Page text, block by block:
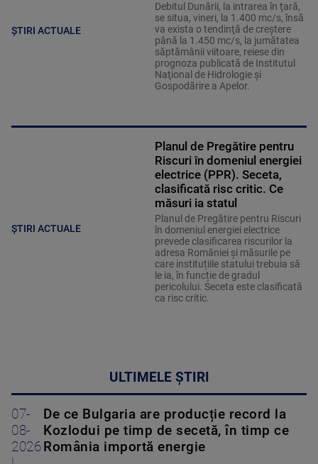
ȘTIRI ACTUALE
Debitul Dunării, la intrarea în ţară,
se situa, vineri, la 1.400 mc/s, însă
va exista o tendinţă de creştere
până la 1.450 mc/s, la jumătatea
săptămânii viitoare, reiese din
prognoza publicată de Institutul
Naţional de Hidrologie şi
Gospodărire a Apelor.
ȘTIRI ACTUALE
Planul de Pregătire pentru
Riscuri în domeniul energiei
electrice (PPR). Seceta,
clasificată risc critic. Ce
măsuri ia statul
Planul de Pregătire pentru Riscuri
în domeniul energiei electrice
prevede clasificarea riscurilor la
adresa României și măsurile pe
care instituțiile statului trebuia să
le ia, în funcție de gradul
pericolului. Seceta este clasificată
ca risc critic.
ULTIMELE ȘTIRI
07-
08-
2026
De ce Bulgaria are producție record la
Kozlodui pe timp de secetă, în timp ce
România importă energie